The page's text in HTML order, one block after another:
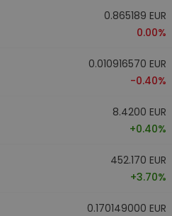
0.865189 EUR
0.00%
0.010916570 EUR
-0.40%
8.4200 EUR
+0.40%
452.170 EUR
+3.70%
0.170149000 EUR